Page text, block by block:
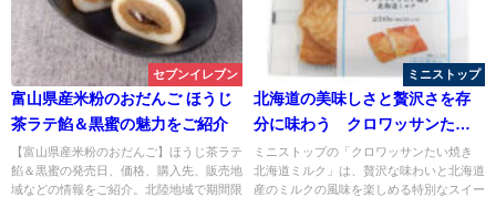
セブンイレブン
富山県産米粉のおだんご ほうじ
茶ラテ餡＆黒蜜の魅力をご紹介
【富山県産米粉のおだんご】ほうじ茶ラテ
餡＆黒蜜の発売日、価格、購入先、販売地
域などの情報をご紹介。北陸地域で期間限
ミニストップ
北海道の美味しさと贅沢さを存
分に味わう クロワッサンたい
焼き 北海道ミルク
ミニストップの「クロワッサンたい焼き
北海道ミルク」は、贅沢な味わいと北海道
産のミルクの風味を楽しめる特別なスイー